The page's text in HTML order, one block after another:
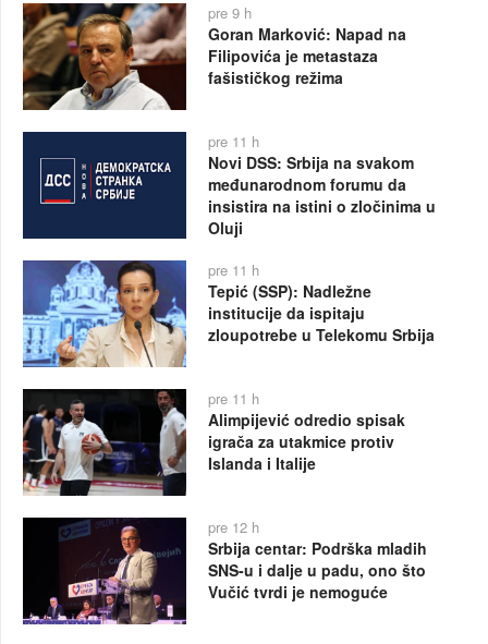
pre 9 h
Goran Marković: Napad na
Filipovića je metastaza
fašističkog režima
pre 11 h
Novi DSS: Srbija na svakom
međunarodnom forumu da
insistira na istini o zločinima u
Oluji
pre 11 h
Tepić (SSP): Nadležne
institucije da ispitaju
zloupotrebe u Telekomu Srbija
pre 11 h
Alimpijević odredio spisak
igrača za utakmice protiv
Islanda i Italije
pre 12 h
Srbija centar: Podrška mladih
SNS-u i dalje u padu, ono što
Vučić tvrdi je nemoguće